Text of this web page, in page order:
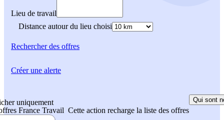
Lieu de travail
Distance autour du lieu choisi
Rechercherdes offres
uniquement
France Travail Cette action recharge la liste des offres
Qui sont
Créer une alerte